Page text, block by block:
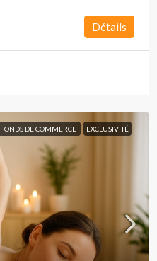
Détails
FONDS DE COMMERCE EXCLUSIVITÉ